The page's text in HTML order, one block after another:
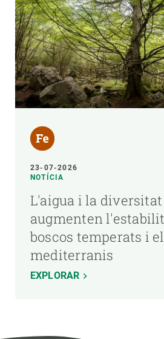
23-07-2026
NOTÍCIA
L'aigua i la
augmenten
boscos temperats i
mediterranis
EXPLORAR